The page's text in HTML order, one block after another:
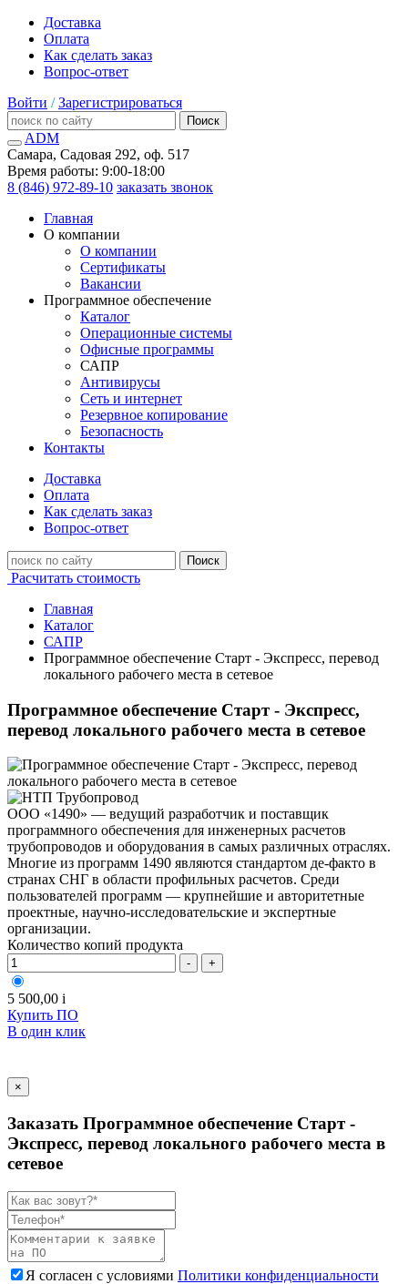
Доставка
Оплата
Как сделать заказ
Вопрос-ответ
Войти / Зарегистрироваться
Поиск
ADM
Самара, Садовая 292, оф. 517
Время работы: 9:00-18:00
8 (846) 972-89-10 заказать звонок
Главная
О компании
О компании
Сертификаты
Вакансии
Программное обеспечение
Каталог
Операционные системы
Офисные программы
САПР
Антивирусы
Сеть и интернет
Резервное копирование
Безопасность
Контакты
Доставка
Оплата
Как сделать заказ
Вопрос-ответ
Поиск
Расчитать стоимость
Главная
Каталог
САПР
Программное обеспечение Старт - Экспресс, перевод
локального рабочего места в сетевое
Программное обеспечение Старт - Экспресс,
перевод локального рабочего места в сетевое
ООО «1490» — ведущий разработчик и поставщик
программного обеспечения для инженерных расчетов
трубопроводов и оборудования в самых различных отраслях.
Многие из программ 1490 являются стандартом де-факто в
странах СНГ в области профильных расчетов. Среди
пользователей программ — крупнейшие и авторитетные
проектные, научно-исследовательские и экспертные
организации.
Количество копий продукта
- +
5 500,00 i
Купить ПО
В один клик
×
Заказать Программное обеспечение Старт -
Экспресс, перевод локального рабочего места в
сетевое
Я согласен с условиями Политики конфиденциальности